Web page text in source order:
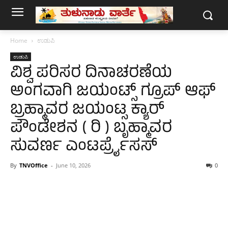
Home ಉಡುಪಿ
ಉಡುಪಿ
ವಿಶ್ವ ಪರಿಸರ ದಿನಾಚರಣೆಯ
ಅಂಗವಾಗಿ ಜಯಂಟ್ಸ್ ಗ್ರೂಪ್ ಆಫ್
ಬ್ರಹ್ಮಾವರ ಜಯಂಟ್ಸ ಕ್ಯಾರ್
ಪೌಂಡೇಶನ ( ರಿ ) ಬೃಹ್ಮಾವರ
ಸುವರ್ಣ ಎಂಟರ್ಪ್ರೈಸಸ್
By TNVOffice - June 10, 2026 0